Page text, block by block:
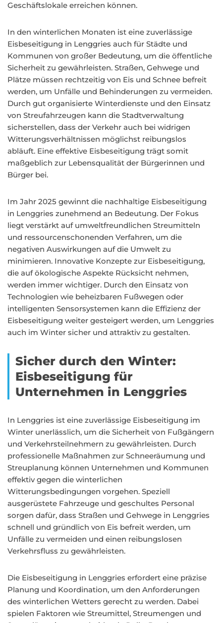
Geschäftslokale erreichen können.
In den winterlichen Monaten ist eine zuverlässige
Eisbeseitigung in Lenggries auch für Städte und
Kommunen von großer Bedeutung, um die öffentliche
Sicherheit zu gewährleisten. Straßen, Gehwege und
Plätze müssen rechtzeitig von Eis und Schnee befreit
werden, um Unfälle und Behinderungen zu vermeiden.
Durch gut organisierte Winterdienste und den Einsatz
von Streufahrzeugen kann die Stadtverwaltung
sicherstellen, dass der Verkehr auch bei widrigen
Witterungsverhältnissen möglichst reibungslos
abläuft. Eine effektive Eisbeseitigung trägt somit
maßgeblich zur Lebensqualität der Bürgerinnen und
Bürger bei.
Im Jahr 2025 gewinnt die nachhaltige Eisbeseitigung
in Lenggries zunehmend an Bedeutung. Der Fokus
liegt verstärkt auf umweltfreundlichen Streumitteln
und ressourcenschonenden Verfahren, um die
negativen Auswirkungen auf die Umwelt zu
minimieren. Innovative Konzepte zur Eisbeseitigung,
die auf ökologische Aspekte Rücksicht nehmen,
werden immer wichtiger. Durch den Einsatz von
Technologien wie beheizbaren Fußwegen oder
intelligenten Sensorsystemen kann die Effizienz der
Eisbeseitigung weiter gesteigert werden, um Lenggries
auch im Winter sicher und attraktiv zu gestalten.
Sicher durch den Winter:
Eisbeseitigung für
Unternehmen in Lenggries
In Lenggries ist eine zuverlässige Eisbeseitigung im
Winter unerlässlich, um die Sicherheit von Fußgängern
und Verkehrsteilnehmern zu gewährleisten. Durch
professionelle Maßnahmen zur Schneeräumung und
Streuplanung können Unternehmen und Kommunen
effektiv gegen die winterlichen
Witterungsbedingungen vorgehen. Speziell
ausgerüstete Fahrzeuge und geschultes Personal
sorgen dafür, dass Straßen und Gehwege in Lenggries
schnell und gründlich von Eis befreit werden, um
Unfälle zu vermeiden und einen reibungslosen
Verkehrsfluss zu gewährleisten.
Die Eisbeseitigung in Lenggries erfordert eine präzise
Planung und Koordination, um den Anforderungen
des winterlichen Wetters gerecht zu werden. Dabei
spielen Faktoren wie Streumittel, Streumengen und